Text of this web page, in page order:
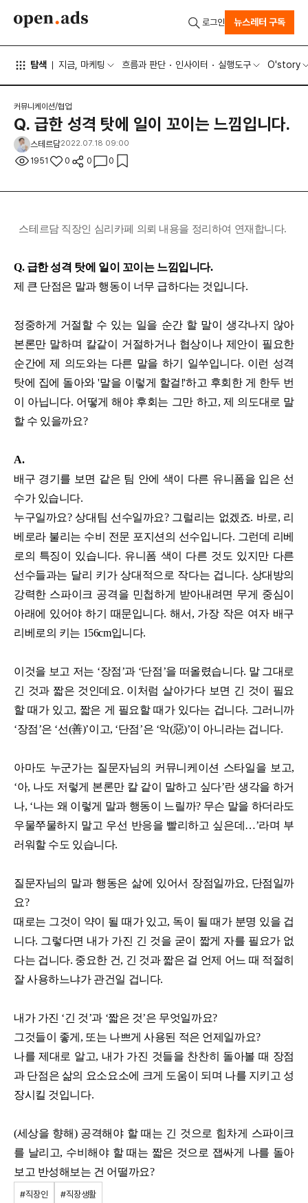
탐색 지금, 마케팅 흐름과 판단 인사이터 실행도구 O'story
로그인 뉴스레터 구독
커뮤니케이션/협업
Q. 급한 성격 탓에 일이 꼬이는 느낌입니다.
스테르담2022.07.18 09:00
1951 0 0 0
스테르담 직장인 심리카페 의뢰 내용을 정리하여 연재합니다.
Q. 급한 성격 탓에 일이 꼬이는 느낌입니다.
제 큰 단점은 말과 행동이 너무 급하다는 것입니다.
정중하게 거절할 수 있는 일을 순간 할 말이 생각나지 않아
본론만 말하며 칼같이 거절하거나 협상이나 제안이 필요한
순간에 제 의도와는 다른 말을 하기 일쑤입니다. 이런 성격
탓에 집에 돌아와 '말을 이렇게 할걸!'하고 후회한 게 한두 번
이 아닙니다. 어떻게 해야 후회는 그만 하고, 제 의도대로 말
할 수 있을까요?
A.
배구 경기를 보면 같은 팀 안에 색이 다른 유니폼을 입은 선
수가 있습니다.
누구일까요? 상대팀 선수일까요? 그럴리는 없겠죠. 바로, 리
베로라 불리는 수비 전문 포지션의 선수입니다. 그런데 리베
로의 특징이 있습니다. 유니폼 색이 다른 것도 있지만 다른
선수들과는 달리 키가 상대적으로 작다는 겁니다. 상대방의
강력한 스파이크 공격을 민첩하게 받아내려면 무게 중심이
아래에 있어야 하기 때문입니다. 해서, 가장 작은 여자 배구
리베로의 키는 156cm입니다.
이것을 보고 저는 ‘장점’과 ‘단점’을 떠올렸습니다. 말 그대로
긴 것과 짧은 것인데요. 이처럼 살아가다 보면 긴 것이 필요
할 때가 있고, 짧은 게 필요할 때가 있다는 겁니다. 그러니까
‘장점’은 ‘선(善)’이고, ‘단점’은 ‘악(惡)’이 아니라는 겁니다.
아마도 누군가는 질문자님의 커뮤니케이션 스타일을 보고,
‘아, 나도 저렇게 본론만 칼 같이 말하고 싶다’란 생각을 하거
나, ‘나는 왜 이렇게 말과 행동이 느릴까? 무슨 말을 하더라도
우물쭈물하지 말고 우선 반응을 빨리하고 싶은데…’라며 부
러워할 수도 있습니다.
질문자님의 말과 행동은 삶에 있어서 장점일까요, 단점일까
요?
때로는 그것이 약이 될 때가 있고, 독이 될 때가 분명 있을 겁
니다. 그렇다면 내가 가진 긴 것을 굳이 짧게 자를 필요가 없
다는 겁니다. 중요한 건, 긴 것과 짧은 걸 언제 어느 때 적절히
잘 사용하느냐가 관건일 겁니다.
내가 가진 ‘긴 것’과 ‘짧은 것’은 무엇일까요?
그것들이 좋게, 또는 나쁘게 사용된 적은 언제일까요?
나를 제대로 알고, 내가 가진 것들을 찬찬히 돌아볼 때 장점
과 단점은 삶의 요소요소에 크게 도움이 되며 나를 지키고 성
장시킬 것입니다.
(세상을 향해) 공격해야 할 때는 긴 것으로 힘차게 스파이크
를 날리고, 수비해야 할 때는 짧은 것으로 잽싸게 나를 돌아
보고 반성해보는 건 어떨까요?
#직장인 #직장생활